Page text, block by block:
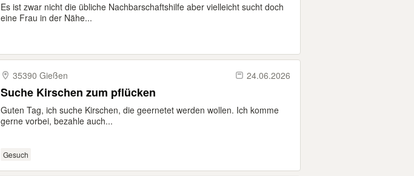
Es ist zwar nicht die übliche Nachbarschaftshilfe aber vielleicht sucht doch
eine Frau in der Nähe...
35390 Gießen 24.06.2026
Suche Kirschen zum pflücken
Guten Tag, ich suche Kirschen, die geernetet werden wollen. Ich komme
gerne vorbei, bezahle auch...
Gesuch